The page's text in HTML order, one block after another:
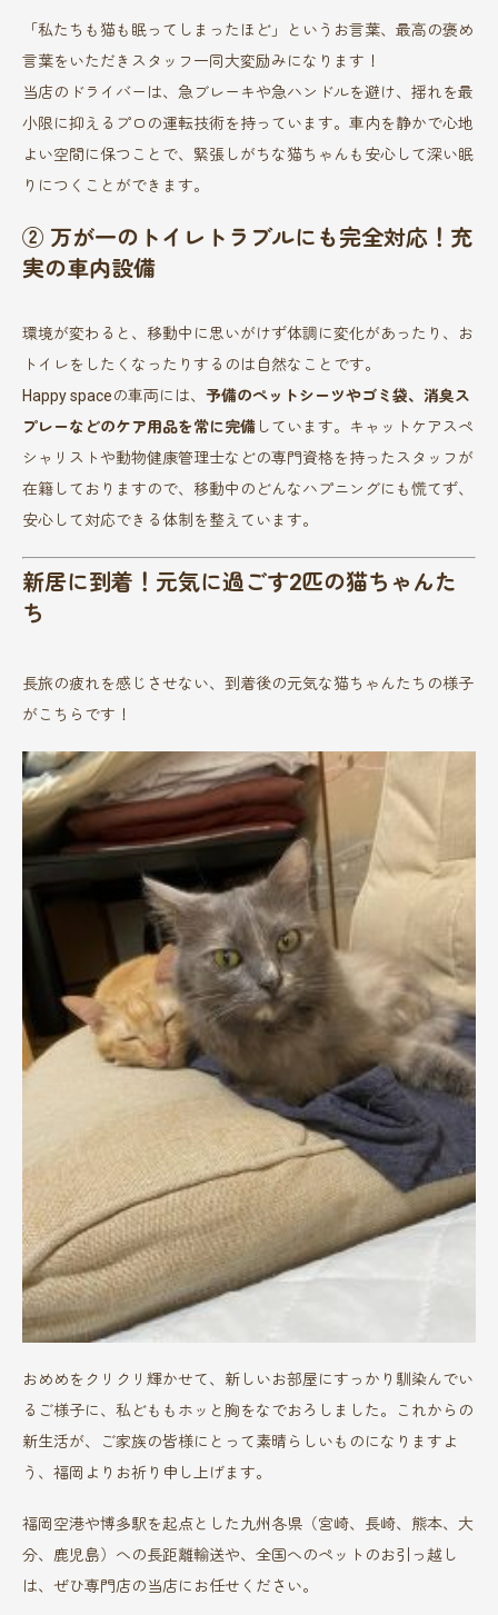
「私たちも猫も眠ってしまったほど」というお言葉、最高の褒め
言葉をいただきスタッフ一同大変励みになります！
当店のドライバーは、急ブレーキや急ハンドルを避け、揺れを最
小限に抑えるプロの運転技術を持っています。車内を静かで心地
よい空間に保つことで、緊張しがちな猫ちゃんも安心して深い眠
りにつくことができます。
② 万が一のトイレトラブルにも完全対応！充
実の車内設備
環境が変わると、移動中に思いがけず体調に変化があったり、お
トイレをしたくなったりするのは自然なことです。
Happy spaceの車両には、 予備のペットシーツやゴミ袋、消臭ス
プレーなどのケア用品を常に完備 しています。キャットケアスペ
シャリストや動物健康管理士などの専門資格を持ったスタッフが
在籍しておりますので、移動中のどんなハプニングにも慌てず、
安心して対応できる体制を整えています。
新居に到着！元気に過ごす2匹の猫ちゃんた
ち
長旅の疲れを感じさせない、到着後の元気な猫ちゃんたちの様子
がこちらです！
おめめをクリクリ輝かせて、新しいお部屋にすっかり馴染んでい
るご様子に、私どももホッと胸をなでおろしました。これからの
新生活が、ご家族の皆様にとって素晴らしいものになりますよ
う、福岡よりお祈り申し上げます。
福岡空港や博多駅を起点とした九州各県（宮崎、長崎、熊本、大
分、鹿児島）への長距離輸送や、全国へのペットのお引っ越し
は、ぜひ専門店の当店にお任せください。